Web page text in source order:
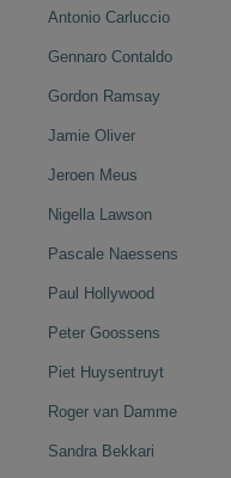
Antonio Carluccio
Gennaro Contaldo
Gordon Ramsay
Jamie Oliver
Jeroen Meus
Nigella Lawson
Pascale Naessens
Paul Hollywood
Peter Goossens
Piet Huysentruyt
Roger van Damme
Sandra Bekkari